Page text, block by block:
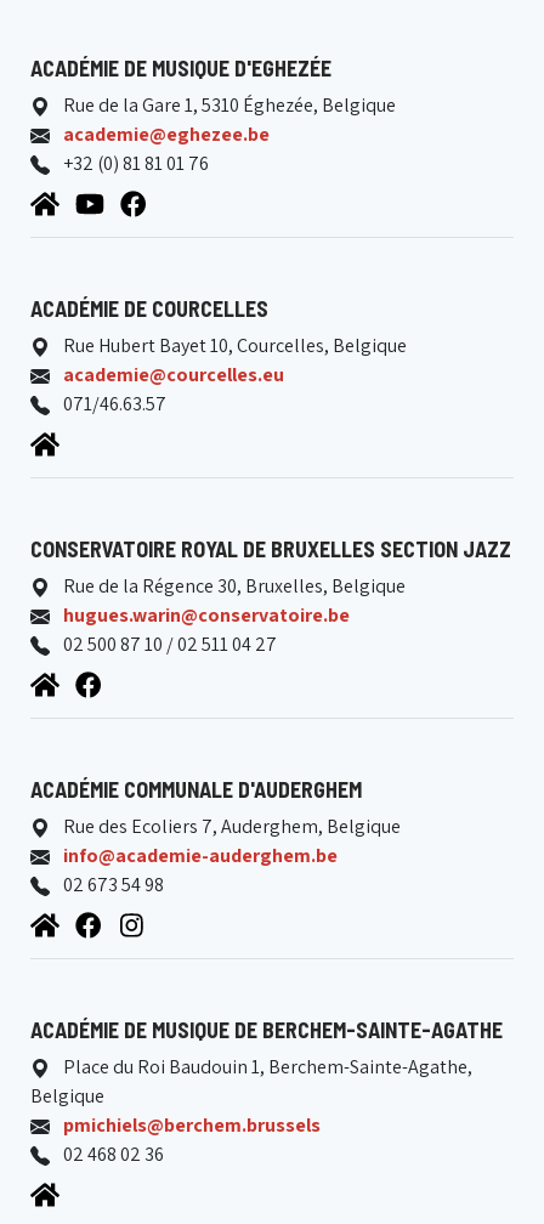
ACADÉMIE DE MUSIQUE D'EGHEZÉE
Rue de la Gare 1, 5310 Éghezée, Belgique
academie@eghezee.be
+32 (0) 81 81 01 76
ACADÉMIE DE COURCELLES
Rue Hubert Bayet 10, Courcelles, Belgique
academie@courcelles.eu
071/46.63.57
CONSERVATOIRE ROYAL DE BRUXELLES SECTION JAZZ
Rue de la Régence 30, Bruxelles, Belgique
hugues.warin@conservatoire.be
02 500 87 10 / 02 511 04 27
ACADÉMIE COMMUNALE D'AUDERGHEM
Rue des Ecoliers 7, Auderghem, Belgique
info@academie-auderghem.be
02 673 54 98
ACADÉMIE DE MUSIQUE DE BERCHEM-SAINTE-AGATHE
Place du Roi Baudouin 1, Berchem-Sainte-Agathe,
Belgique
pmichiels@berchem.brussels
02 468 02 36